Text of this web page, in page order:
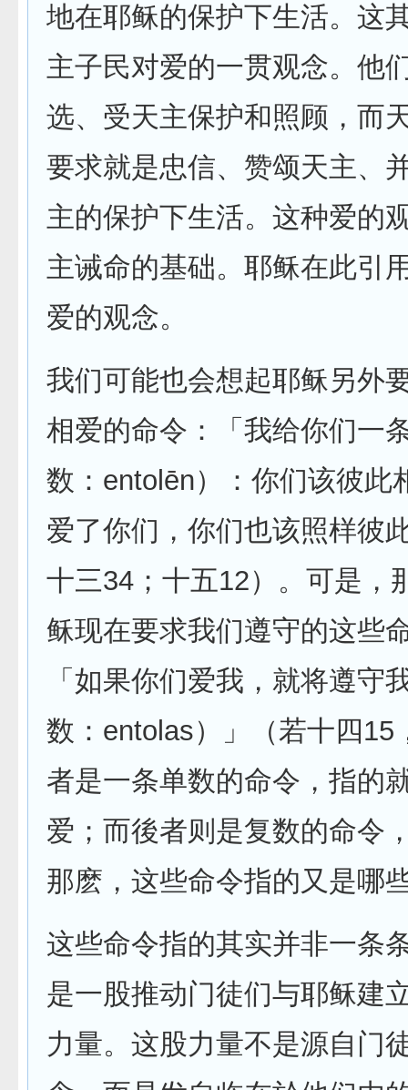
地在耶稣的保护下生活。这
主子民对爱的一贯观念。他
选、受天主保护和照顾，而
要求就是忠信、赞颂天主、
主的保护下生活。这种爱的
主诫命的基础。耶稣在此引
爱的观念。
我们可能也会想起耶稣另外
相爱的命令：「我给你们一
数：entolēn）：你们该彼此
爱了你们，你们也该照样彼
十三34；十五12）。可是，
稣现在要求我们遵守的这些
「如果你们爱我，就将遵守
数：entolas）」（若十四15
者是一条单数的命令，指的
爱；而後者则是复数的命令
那麽，这些命令指的又是哪
这些命令指的其实并非一条
是一股推动门徒们与耶稣建
力量。这股力量不是源自门